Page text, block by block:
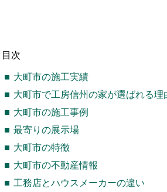
目次
大町市の施工実績
大町市で工房信州の家が選ばれる理
大町市の施工事例
最寄りの展示場
大町市の特徴
大町市の不動産情報
工務店とハウスメーカーの違い